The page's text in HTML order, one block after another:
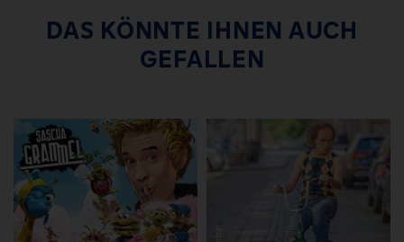
DAS KÖNNTE IHNEN AUCH
GEFALLEN